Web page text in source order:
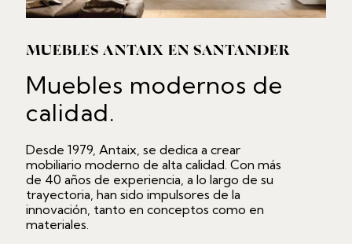
MUEBLES ANTAIX EN SANTANDER
Muebles modernos de
calidad.
Desde 1979, Antaix, se dedica a crear
mobiliario moderno de alta calidad. Con más
de 40 años de experiencia, a lo largo de su
trayectoria, han sido impulsores de la
innovación, tanto en conceptos como en
materiales.